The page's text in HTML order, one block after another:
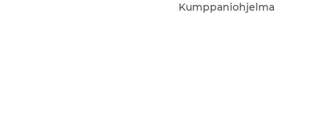
Kumppaniohjelma